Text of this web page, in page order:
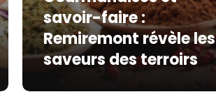
savoir-faire :
Remiremont révèle les
saveurs des terroirs